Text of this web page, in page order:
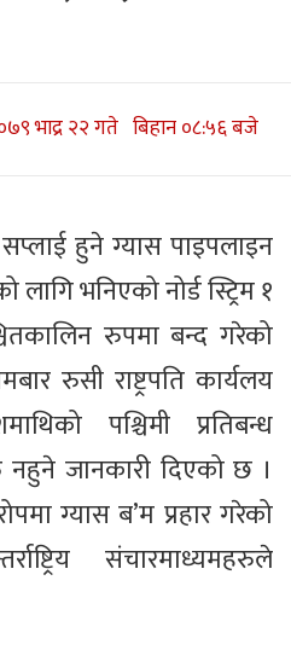
भाद्र २२ गते बिहान ०८:५६ बजे
हुने ग्यास पाइपलाइन
भनिएको नोर्ड स्ट्रिम १
रुपमा बन्द गरेको
रुसी राष्ट्रपति कार्यलय
पश्चिमी प्रतिबन्ध
जानकारी दिएको छ ।
ग्यास ब’म प्रहार गरेको
संचारमाध्यमहरुले